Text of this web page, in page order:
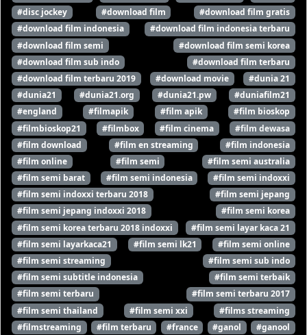
#disc jockey
#download film
#download film gratis
#download film indonesia
#download film indonesia terbaru
#download film semi
#download film semi korea
#download film sub indo
#download film terbaru
#download film terbaru 2019
#download movie
#dunia 21
#dunia21
#dunia21.org #dunia21.pw
#duniafilm21
#england
#filmapik #film apik
#film bioskop
#filmbioskop21
#filmbox #film cinema
#film dewasa
#film download
#film en streaming
#film indonesia
#film online
#film semi
#film semi australia
#film semi barat
#film semi indonesia
#film semi indoxxi
#film semi indoxxi terbaru 2018
#film semi jepang
#film semi jepang indoxxi 2018
#film semi korea
#film semi korea terbaru 2018 indoxxi
#film semi layar kaca 21
#film semi layarkaca21
#film semi lk21
#film semi online
#film semi streaming
#film semi sub indo
#film semi subtitle indonesia
#film semi terbaik
#film semi terbaru
#film semi terbaru 2017
#film semi thailand
#film semi xxi
#films streaming
#filmstreaming
#film terbaru #france #ganol
#ganool